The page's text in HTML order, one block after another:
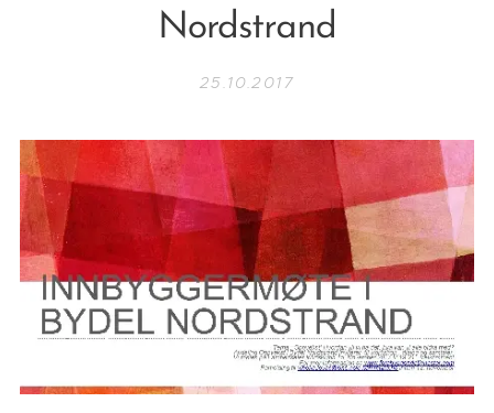
Nordstrand
25.10.2017